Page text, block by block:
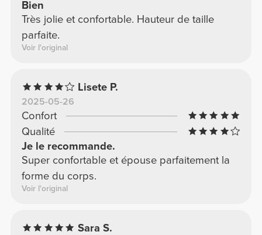
Bien
Très jolie et confortable. Hauteur de taille
parfaite.
Voir l'original
Lisete P.
2025-05-26
Confort
Qualité
Je le recommande.
Super confortable et épouse parfaitement la
forme du corps.
Voir l'original
Sara S.